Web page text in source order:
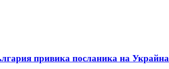
привика посланика на Украйна